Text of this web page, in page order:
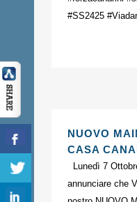
#SS2425
NUOVO
CASA
Lunedì 7
annunciare che